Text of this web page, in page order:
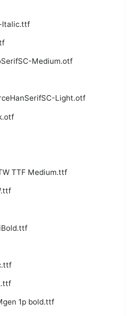
Italic.ttf
Medium.otf
Light.otf
TTF Medium.ttf
1p bold.ttf